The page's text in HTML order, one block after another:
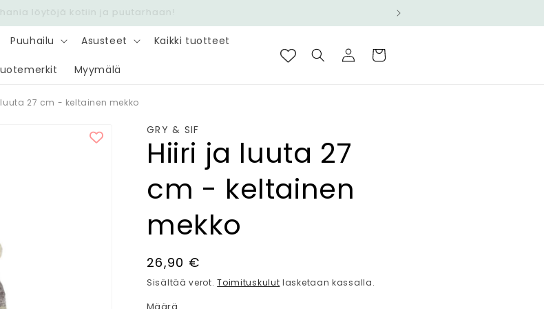
6,90 € - Ilmainen yli 100 € tilauksiin
Puuhailu Asusteet Kaikki tuotteet
Myymälä
Kirjaudu
sisään
Ostoskori
27 cm - keltainen mekko
GRY & SIF
Hiiri ja luuta 27
cm - keltainen
mekko
Normaalihinta
26,90 €
Sisältää verot.Toimituskulut lasketaan kassalla.